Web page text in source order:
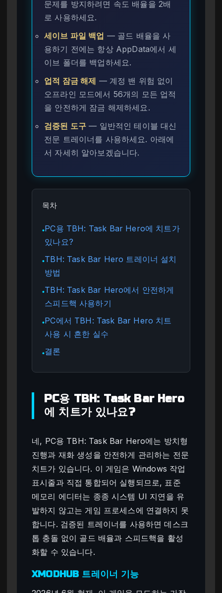
문제를 방지하려면 속도 배율을 2배
로 사용하세요.
세이브 파일 백업 — 골드 배율을 사
용하기 전에는 항상 AppData에서 세
이브 폴더를 백업하세요.
업적 잠금 해제 — 계정 밴 위험 없이
오프라인 모드에서 56개의 모든 업적
을 안전하게 잠금 해제하세요.
검증된 도구 — 일반적인 테이블 대신
전문 트레이너를 사용하세요. 아래에
서 자세히 알아보겠습니다.
목차
●PC용 TBH: Task Bar Hero에 치트가
있나요?
●TBH: Task Bar Hero 트레이너 설치
방법
●TBH: Task Bar Hero에서 안전하게
스피드핵 사용하기
●PC에서 TBH: Task Bar Hero 치트
사용 시 흔한 실수
●결론
PC용 TBH: Task Bar Hero
에 치트가 있나요?
네, PC용 TBH: Task Bar Hero에는 방치형
진행과 재화 생성을 안전하게 관리하는 전문
치트가 있습니다. 이 게임은 Windows 작업
표시줄과 직접 통합되어 실행되므로, 표준
메모리 에디터는 종종 시스템 UI 지연을 유
발하지 않고는 게임 프로세스에 연결하지 못
합니다. 검증된 트레이너를 사용하면 데스크
톱 충돌 없이 골드 배율과 스피드핵을 활성
화할 수 있습니다.
XMODHUB 트레이너 기능